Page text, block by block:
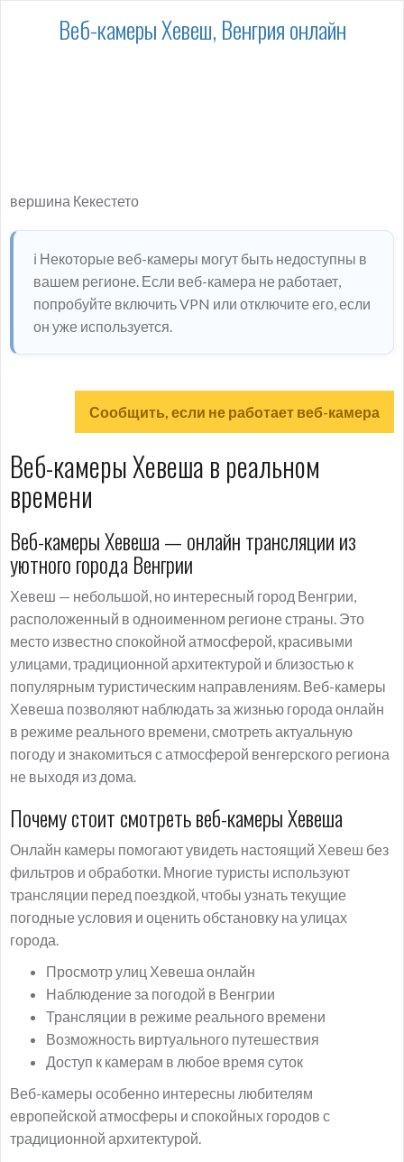
Веб-камеры Хевеш, Венгрия онлайн
вершина Кекестето
ℹ️ Некоторые веб-камеры могут быть недоступны в
вашем регионе. Если веб-камера не работает,
попробуйте включить VPN или отключите его, если
он уже используется.
Сообщить, если не работает веб-камера
Веб-камеры Хевеша в реальном
времени
Веб-камеры Хевеша — онлайн трансляции из
уютного города Венгрии
Хевеш — небольшой, но интересный город Венгрии,
расположенный в одноименном регионе страны. Это
место известно спокойной атмосферой, красивыми
улицами, традиционной архитектурой и близостью к
популярным туристическим направлениям. Веб-камеры
Хевеша позволяют наблюдать за жизнью города онлайн
в режиме реального времени, смотреть актуальную
погоду и знакомиться с атмосферой венгерского региона
не выходя из дома.
Почему стоит смотреть веб-камеры Хевеша
Онлайн камеры помогают увидеть настоящий Хевеш без
фильтров и обработки. Многие туристы используют
трансляции перед поездкой, чтобы узнать текущие
погодные условия и оценить обстановку на улицах
города.
Просмотр улиц Хевеша онлайн
Наблюдение за погодой в Венгрии
Трансляции в режиме реального времени
Возможность виртуального путешествия
Доступ к камерам в любое время суток
Веб-камеры особенно интересны любителям
европейской атмосферы и спокойных городов с
традиционной архитектурой.